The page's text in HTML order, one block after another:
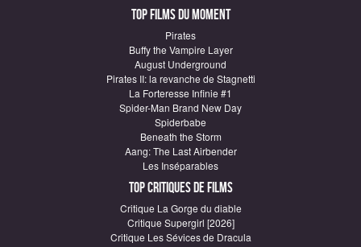
Top Films du moment
Pirates
Buffy the Vampire Layer
August Underground
Pirates II: la revanche de Stagnetti
La Forteresse Infinie #1
Spider-Man Brand New Day
Spiderbabe
Beneath the Storm
Aang: The Last Airbender
Les Inséparables
Top critiques de Films
Critique La Gorge du diable
Critique Supergirl [2026]
Critique Les Sévices de Dracula